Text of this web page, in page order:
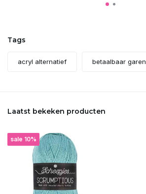
Tags
acryl alternatief betaalbaar garen
Laatst bekeken producten
sale 10%